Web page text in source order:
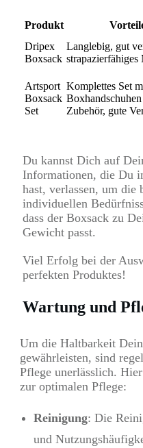
Produkt
Dripex
Boxsack
Langlebig, gut
strapazierfähiges
Artsport
Boxsack
Set
Komplettes Set
Zubehör, gute
Du kannst Dich auf
Informationen, die Du
hast, verlassen, um die
individuellen
dass der Boxsack zu
Gewicht passt.
Viel Erfolg bei der
perfekten Produktes!
Wartung und
Um die Haltbarkeit
gewährleisten, sind
Pflege unerlässlich.
zur optimalen Pflege:
Reinigung: Die
und